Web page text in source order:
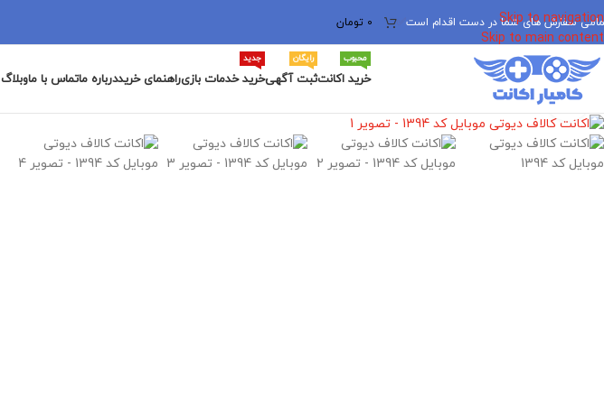
Skip to navigation
Skip to main content
سفارش های شما در دست اقدام است 0 تومان
خرید اکانت
محبوب
ثبت آگهی
رایگان
خرید خدمات بازی
جدید
راهنمای خریددرباره ماتماس با ماوبلاگ
برای بزرگنمایی کلیک کنید